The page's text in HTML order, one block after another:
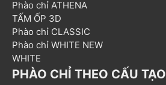
Phào chỉ ATHENA
TẤM ỐP 3D
Phào chỉ CLASSIC
Phào chỉ WHITE NEW
WHITE
PHÀO CHỈ THEO CẤU TẠO